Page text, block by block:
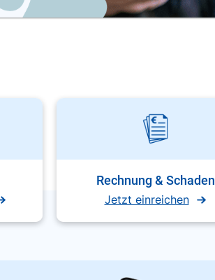
Rechnung & Schaden
Jetzt einreichen